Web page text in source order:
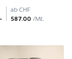
ab CHF
587.00 /Mt.